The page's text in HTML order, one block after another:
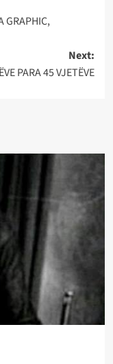
GRAPHIC,
Next:
PARA 45 VJETËVE